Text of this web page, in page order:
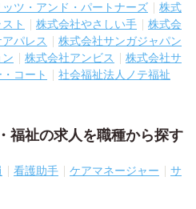
ツ・アンド・パートナーズ
株式
ト 株式会社やさしい手
株式会
パレス
株式会社サンガジャパン
株式会社アンビス
株式会社サ
コート
社会福祉法人ノテ福祉
福祉の求人を職種から探す
看護助手 ケアマネージャー
サ